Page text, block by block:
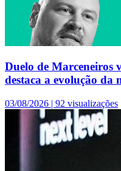
Duelo de Marceneiros
destaca a evolução da
03/08/2026 | 92 visualizações